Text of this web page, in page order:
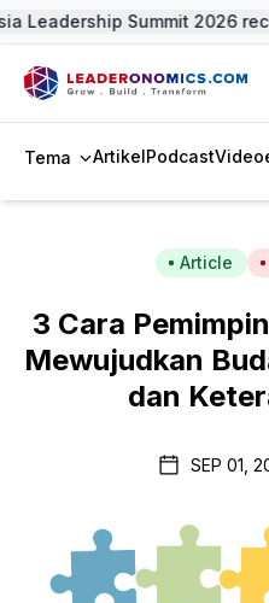
Leadership Summit 2026
Tema ArtikelPodcastVideo
Article
3 Cara
Mewujudkan
dan
SEP 01,